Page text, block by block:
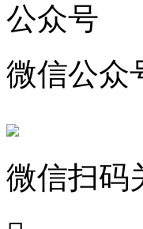
公众号
微信公众
微信扫码